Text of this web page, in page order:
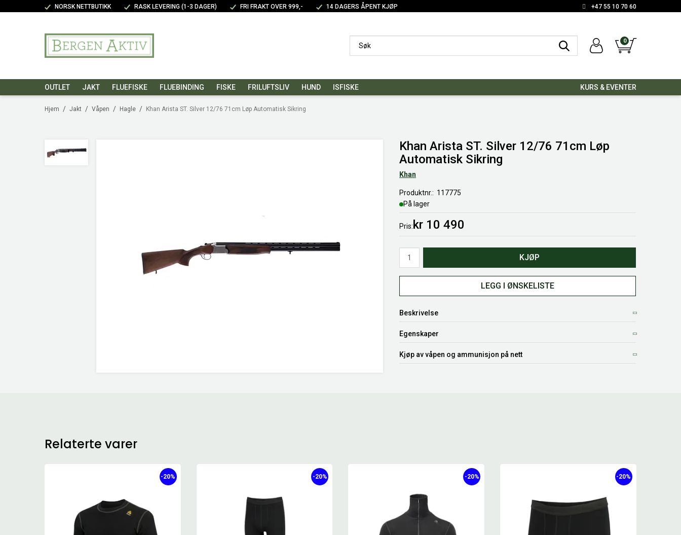
NORSK NETTBUTIKK RASK LEVERING (1-3 DAGER) FRI FRAKT OVER 999,- 14 DAGERS ÅPENT KJØP +47 55 10 70 60
0
OUTLET JAKT FLUEFISKE FLUEBINDING FISKE FRILUFTSLIV HUND ISFISKE KURS & EVENTER
/
Hjem /
Jakt /
Våpen /
Hagle Khan Arista ST. Silver 12/76 71cm Løp Automatisk Sikring
Khan Arista ST. Silver 12/76 71cm Løp
Automatisk Sikring
Khan
Produktnr.
117775
På lager
Pris kr 10 490
KJØP
LEGG I ØNSKELISTE
Beskrivelse
Egenskaper
Kjøp av våpen og ammunisjon på nett
Relaterte varer
-20% -20% -20% -20%